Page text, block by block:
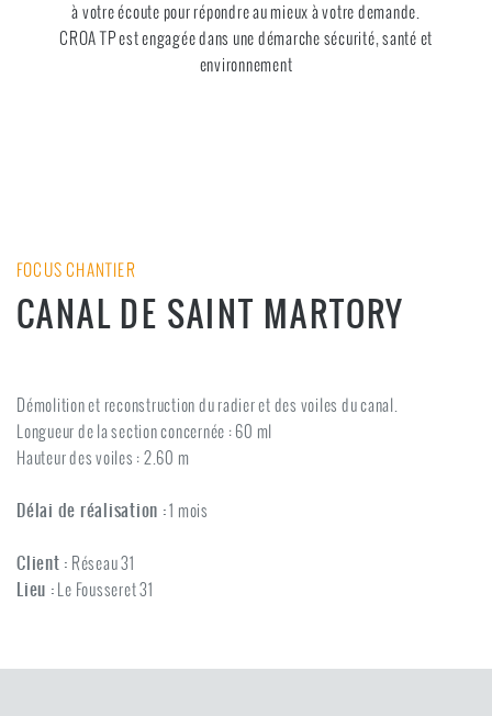
à votre écoute pour répondre au mieux à votre demande.
CROA TP est engagée dans une démarche sécurité, santé et
environnement
FOCUS CHANTIER
CANAL DE SAINT MARTORY
Démolition et reconstruction du radier et des voiles du canal.
Longueur de la section concernée : 60 ml
Hauteur des voiles : 2.60 m
Délai de réalisation :1 mois
Client : Réseau 31
Lieu : Le Fousseret 31